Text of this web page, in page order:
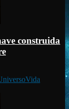
construida
Vida